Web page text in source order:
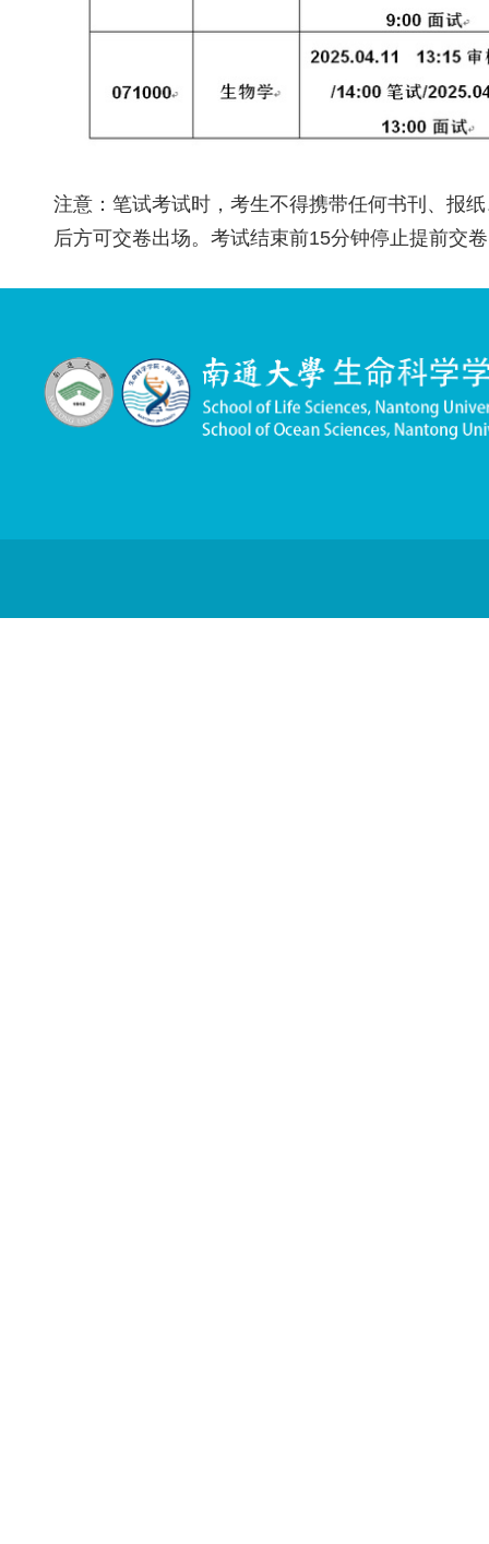
注意：笔试考试时，考生不得携带任何书刊、报
后方可交卷出场。考试结束前15分钟停止提前交